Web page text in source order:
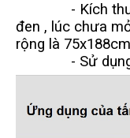
- Kích thước
đen , lúc chưa
rộng là
- Sử dụng